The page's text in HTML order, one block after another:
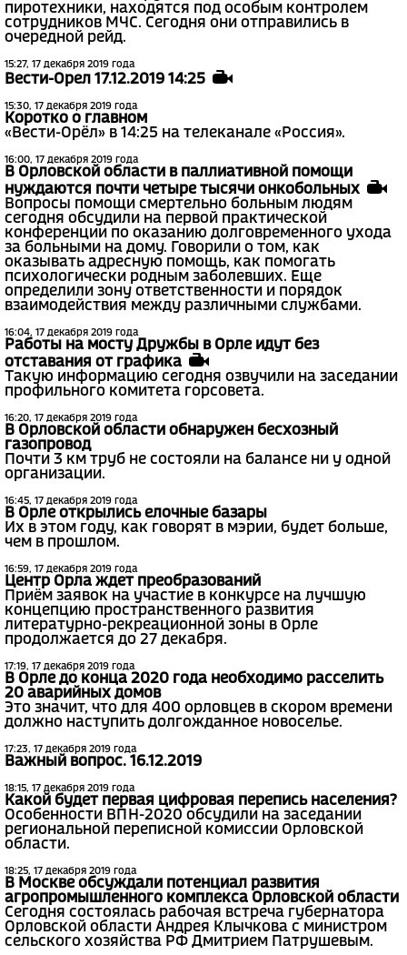
пиротехники, находятся под особым контролем
сотрудников МЧС. Сегодня они отправились в
очередной рейд.
15:27, 17 декабря 2019 года
Вести-Орел 17.12.2019 14:25
15:30, 17 декабря 2019 года
Коротко о главном
«Вести-Орёл» в 14:25 на телеканале «Россия».
16:00, 17 декабря 2019 года
В Орловской области в паллиативной помощи
нуждаются почти четыре тысячи онкобольных
Вопросы помощи смертельно больным людям
сегодня обсудили на первой практической
конференции по оказанию долговременного ухода
за больными на дому. Говорили о том, как
оказывать адресную помощь, как помогать
психологически родным заболевших. Еще
определили зону ответственности и порядок
взаимодействия между различными службами.
16:04, 17 декабря 2019 года
Работы на мосту Дружбы в Орле идут без
отставания от графика
Такую информацию сегодня озвучили на заседании
профильного комитета горсовета.
16:20, 17 декабря 2019 года
В Орловской области обнаружен бесхозный
газопровод
Почти 3 км труб не состояли на балансе ни у одной
организации.
16:45, 17 декабря 2019 года
В Орле открылись елочные базары
Их в этом году, как говорят в мэрии, будет больше,
чем в прошлом.
16:59, 17 декабря 2019 года
Центр Орла ждет преобразований
Приём заявок на участие в конкурсе на лучшую
концепцию пространственного развития
литературно-рекреационной зоны в Орле
продолжается до 27 декабря.
17:19, 17 декабря 2019 года
В Орле до конца 2020 года необходимо расселить
20 аварийных домов
Это значит, что для 400 орловцев в скором времени
должно наступить долгожданное новоселье.
17:23, 17 декабря 2019 года
Важный вопрос. 16.12.2019
18:15, 17 декабря 2019 года
Какой будет первая цифровая перепись населения?
Особенности ВПН-2020 обсудили на заседании
региональной переписной комиссии Орловской
области.
18:25, 17 декабря 2019 года
В Москве обсуждали потенциал развития
агропромышленного комплекса Орловской области
Сегодня состоялась рабочая встреча губернатора
Орловской области Андрея Клычкова с министром
сельского хозяйства РФ Дмитрием Патрушевым.